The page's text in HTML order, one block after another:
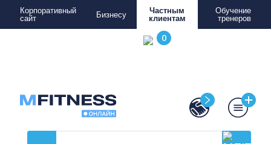
Корпоративный
сайт
Бизнесу
Частным
клиентам
Обучение
тренеров